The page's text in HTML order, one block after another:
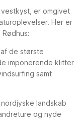
er omgivet
Her er
de største
imponerende klitter
samt
landskab
og nyde